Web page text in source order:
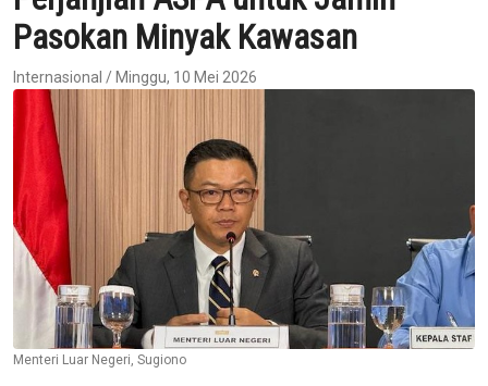
Pasokan Minyak Kawasan
Internasional / Minggu, 10 Mei 2026
Menteri Luar Negeri, Sugiono